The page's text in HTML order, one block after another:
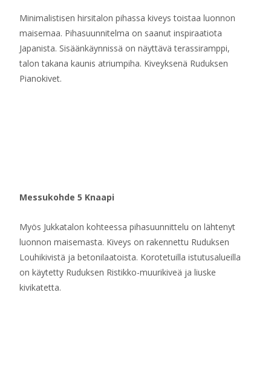
Minimalistisen hirsitalon pihassa kiveys toistaa luonnon
maisemaa. Pihasuunnitelma on saanut inspiraatiota
Japanista. Sisäänkäynnissä on näyttävä terassiramppi,
talon takana kaunis atriumpiha. Kiveyksenä Ruduksen
Pianokivet.
Messukohde 5 Knaapi
Myös Jukkatalon kohteessa pihasuunnittelu on lähtenyt
luonnon maisemasta. Kiveys on rakennettu Ruduksen
Louhikivistä ja betonilaatoista. Korotetuilla istutusalueilla
on käytetty Ruduksen Ristikko-muurikiveä ja liuske
kivikatetta.